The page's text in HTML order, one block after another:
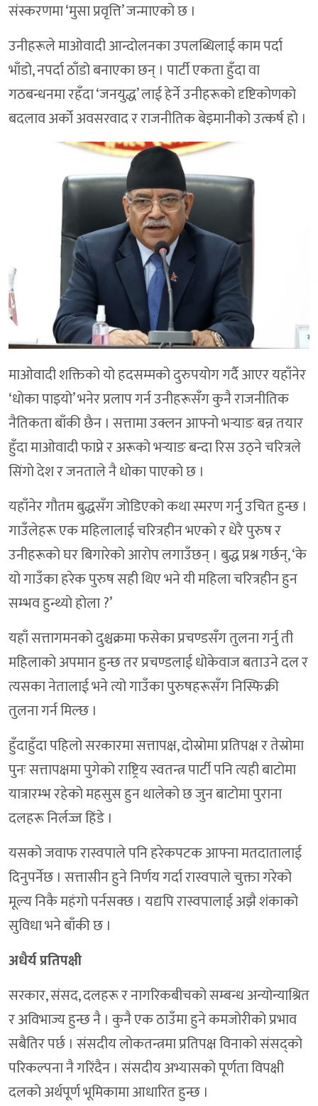
संस्करणमा ‘मुसा प्रवृत्ति’ जन्माएको छ ।
उनीहरूले माओवादी आन्दोलनका उपलब्धिलाई काम पर्दा
भाँडो, नपर्दा ठाँडो बनाएका छन् । पार्टी एकता हुँदा वा
गठबन्धनमा रहँदा ‘जनयुद्ध’ लाई हेर्ने उनीहरूको दृष्टिकोणको
बदलाव अर्को अवसरवाद र राजनीतिक बेइमानीको उत्कर्ष हो ।
माओवादी शक्तिको यो हदसम्मको दुरुपयोग गर्दै आएर यहाँनेर
‘धोका पाइयो’ भनेर प्रलाप गर्न उनीहरूसँग कुनै राजनीतिक
नैतिकता बाँकी छैन । सत्तामा उक्लन आफ्नो भर्‍याङ बन्न तयार
हुँदा माओवादी फाप्ने र अरूको भर्‍याङ बन्दा रिस उठ्ने चरित्रले
सिंगो देश र जनताले नै धोका पाएको छ ।
यहाँनेर गौतम बुद्धसँग जोडिएको कथा स्मरण गर्नु उचित हुन्छ ।
गाउँलेहरू एक महिलालाई चरित्रहीन भएको र धेरै पुरुष र
उनीहरूको घर बिगारेको आरोप लगाउँछन् । बुद्ध प्रश्न गर्छन्, ‘के
यो गाउँका हरेक पुरुष सही थिए भने यी महिला चरित्रहीन हुन
सम्भव हुन्थ्यो होला ?’
यहाँ सत्तागमनको दुश्चक्रमा फसेका प्रचण्डसँग तुलना गर्नु ती
महिलाको अपमान हुन्छ तर प्रचण्डलाई धोकेवाज बताउने दल र
त्यसका नेतालाई भने त्यो गाउँका पुरुषहरूसँग निस्फिक्री
तुलना गर्न मिल्छ ।
हुँदाहुँदा पहिलो सरकारमा सत्तापक्ष, दोस्रोमा प्रतिपक्ष र तेस्रोमा
पुनः सत्तापक्षमा पुगेको राष्ट्रिय स्वतन्त्र पार्टी पनि त्यही बाटोमा
यात्रारम्भ रहेको महसुस हुन थालेको छ जुन बाटोमा पुराना
दलहरू निर्लज्ज हिंडे ।
यसको जवाफ रास्वपाले पनि हरेकपटक आफ्ना मतदातालाई
दिनुपर्नेछ । सत्तासीन हुने निर्णय गर्दा रास्वपाले चुक्ता गरेको
मूल्य निकै महंगो पर्नसक्छ । यद्यपि रास्वपालाई अझै शंकाको
सुविधा भने बाँकी छ ।
अधैर्य प्रतिपक्षी
सरकार, संसद, दलहरू र नागरिकबीचको सम्बन्ध अन्योन्याश्रित
र अविभाज्य हुन्छ नै । कुनै एक ठाउँमा हुने कमजोरीको प्रभाव
सबैतिर पर्छ । संसदीय लोकतन्त्रमा प्रतिपक्ष विनाको संसद्को
परिकल्पना नै गरिंदैन । संसदीय अभ्यासको पूर्णता विपक्षी
दलको अर्थपूर्ण भूमिकामा आधारित हुन्छ ।